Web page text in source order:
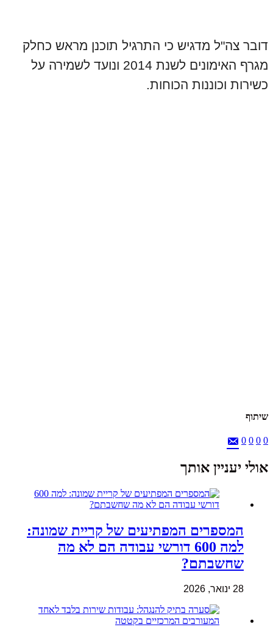
דובר צה"ל מדגיש כי התרגיל תוכנן מראש כחלק
מגרף האימונים לשנת 2014 ונועד לשמירה על
כשירות וכוננות הכוחות.
שיתוף
0
0
0
0
אולי יעניין אותך
המספרים המפתיעים של קריית שמונה:
למה 600 דורשי עבודה הם לא מה
שחשבתם?
28 ינואר, 2026